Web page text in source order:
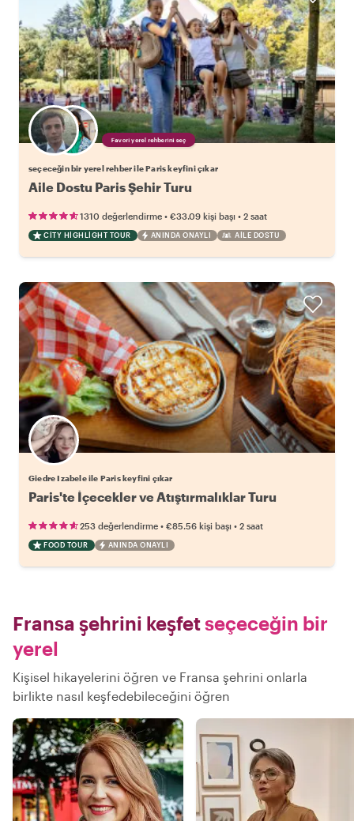
Favori yerel rehberini seç
seçeceğin bir yerel rehber ile Paris keyfini çıkar
Aile Dostu Paris Şehir Turu
1310 değerlendirme • €33.09 kişi başı • 2 saat
CITY HIGHLIGHT TOUR ANINDA ONAYLI AILE DOSTU
Giedre Izabele ile Paris keyfini çıkar
Paris'te İçecekler ve Atıştırmalıklar Turu
253 değerlendirme • €85.56 kişi başı • 2 saat
FOOD TOUR ANINDA ONAYLI
Fransa şehrini keşfetseçeceğin bir
yerel
Kişisel hikayelerini öğren ve Fransa şehrini onlarla
birlikte nasıl keşfedebileceğini öğren